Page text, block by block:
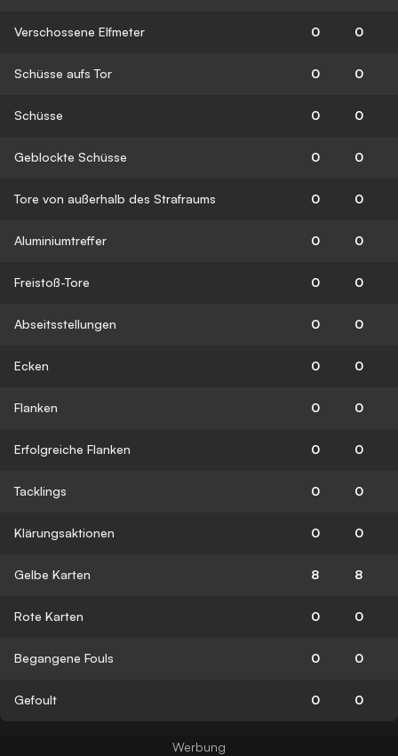
Verschossene Elfmeter 0 0
Schüsse aufs Tor 0 0
Schüsse 0 0
Geblockte Schüsse 0 0
Tore von außerhalb des Strafraums 0 0
Aluminiumtreffer 0 0
Freistoß-Tore 0 0
Abseitsstellungen 0 0
Ecken 0 0
Flanken 0 0
Erfolgreiche Flanken 0 0
Tacklings 0 0
Klärungsaktionen 0 0
Gelbe Karten 8 8
Rote Karten 0 0
Begangene Fouls 0 0
Gefoult 0 0